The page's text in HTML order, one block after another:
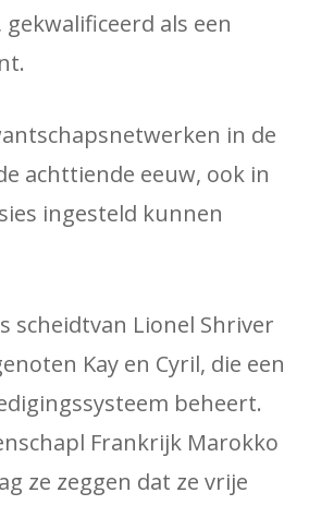
als een
in de
achttiende eeuw, ook in
ingesteld kunnen
scheidtvan Lionel Shriver
Kay en Cyril, die een
beheert.
Frankrijk Marokko
ze zeggen dat ze vrije